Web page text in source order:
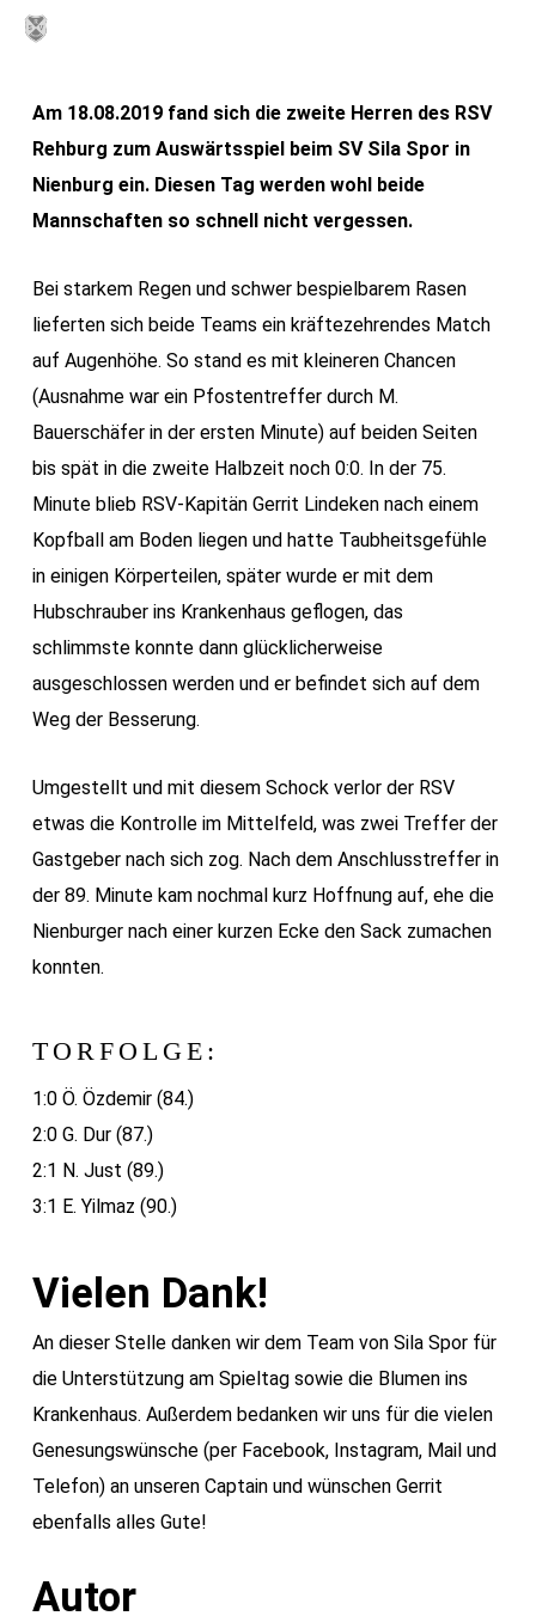
Skip
contentAm 18.08.2019 fand sich die zweite Herren des RSV
Rehburg zum Auswärtsspiel beim SV Sila Spor in
Nienburg ein. Diesen Tag werden wohl beide
Mannschaften so schnell nicht vergessen.
Bei starkem Regen und schwer bespielbarem Rasen
lieferten sich beide Teams ein kräftezehrendes Match
auf Augenhöhe. So stand es mit kleineren Chancen
(Ausnahme war ein Pfostentreffer durch M.
Bauerschäfer in der ersten Minute) auf beiden Seiten
bis spät in die zweite Halbzeit noch 0:0. In der 75.
Minute blieb RSV-Kapitän Gerrit Lindeken nach einem
Kopfball am Boden liegen und hatte Taubheitsgefühle
in einigen Körperteilen, später wurde er mit dem
Hubschrauber ins Krankenhaus geflogen, das
schlimmste konnte dann glücklicherweise
ausgeschlossen werden und er befindet sich auf dem
Weg der Besserung.
Umgestellt und mit diesem Schock verlor der RSV
etwas die Kontrolle im Mittelfeld, was zwei Treffer der
Gastgeber nach sich zog. Nach dem Anschlusstreffer in
der 89. Minute kam nochmal kurz Hoffnung auf, ehe die
Nienburger nach einer kurzen Ecke den Sack zumachen
konnten.
TORFOLGE:
1:0 Ö. Özdemir (84.)
2:0 G. Dur (87.)
2:1 N. Just (89.)
3:1 E. Yilmaz (90.)
Vielen Dank!
An dieser Stelle danken wir dem Team von Sila Spor für
die Unterstützung am Spieltag sowie die Blumen ins
Krankenhaus. Außerdem bedanken wir uns für die vielen
Genesungswünsche (per Facebook, Instagram, Mail und
Telefon) an unseren Captain und wünschen Gerrit
ebenfalls alles Gute!
Autor